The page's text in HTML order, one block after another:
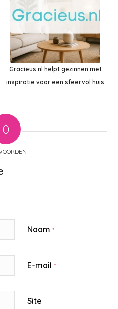
Gracieus.nl helpt gezinnen met
inspiratie voor een sfeervol huis
0
Naam*
E-mail*
Site